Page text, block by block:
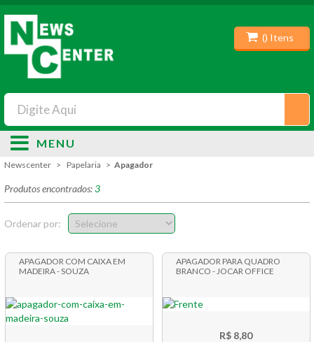
() Itens
MENU
Newscenter Papelaria Apagador
Produtos encontrados:3
Ordenar por:
APAGADOR COM CAIXA EM
MADEIRA - SOUZA
APAGADOR PARA QUADRO
BRANCO - JOCAR OFFICE
R$ 8,80